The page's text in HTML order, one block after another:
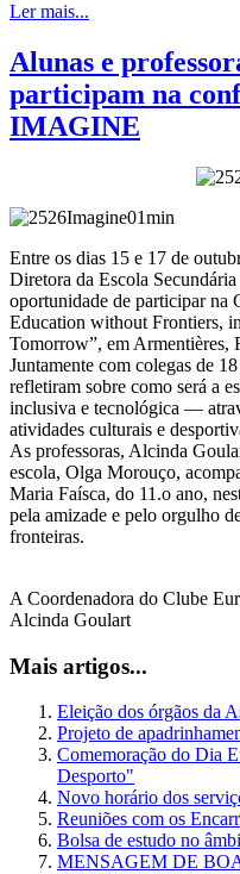
Ler mais...
Alunas e
participam na
IMAGINE
Entre os dias 15 e 17 de
Diretora da Escola
oportunidade de participar na
Education without Frontiers,
Tomorrow”, em Armentières,
Juntamente com colegas de
refletiram sobre como será a
inclusiva e tecnológica —
atividades culturais e
As professoras, Alcinda
escola, Olga Morouço,
Maria Faísca, do 11.o ano,
pela amizade e pelo orgulho
fronteiras.
A Coordenadora do Clube
Alcinda Goulart
Mais artigos...
Eleição dos órgãos da
Projeto de
Comemoração do Dia
Desporto"
Novo horário dos
Reuniões com os
Bolsa de estudo no
MENSAGEM DE